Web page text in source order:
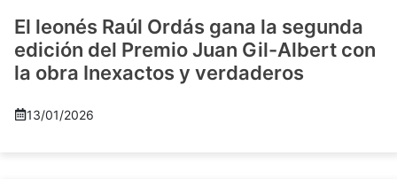
El leonés Raúl Ordás gana la segunda
edición del Premio Juan Gil-Albert con
la obra Inexactos y verdaderos
13/01/2026